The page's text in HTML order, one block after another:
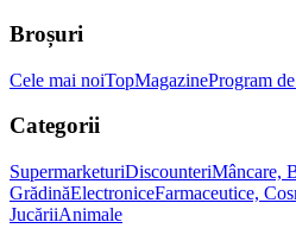
Broșuri
Cele mai noiTopMagazineProgram
Categorii
SupermarketuriDiscounteriMâncare,
GrădinăElectroniceFarmaceutice,
JucăriiAnimale